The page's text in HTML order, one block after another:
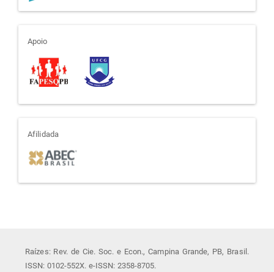
apoio
Apoio
afiliada
Afilidada
Raízes: Rev. de Cie. Soc. e Econ., Campina Grande, PB, Brasil.
ISSN: 0102-552X. e-ISSN: 2358-8705.